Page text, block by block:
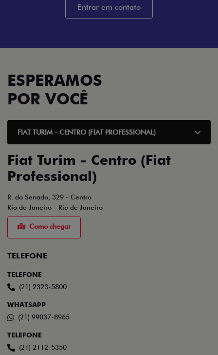
POR VOCÊ
Fiat Turim - Centro (Fiat
Professional)
R. do Senado, 329 - Centro
Rio de Janeiro - Rio de Janeiro
Como chegar
TELEFONE
TELEFONE
(21) 2323-5800
WHATSAPP
(21) 99037-8965
TELEFONE
(21) 2112-5350